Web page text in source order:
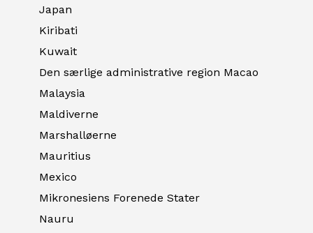
Japan
Kiribati
Kuwait
Den særlige administrative region Macao
Malaysia
Maldiverne
Marshalløerne
Mauritius
Mexico
Mikronesiens Forenede Stater
Nauru